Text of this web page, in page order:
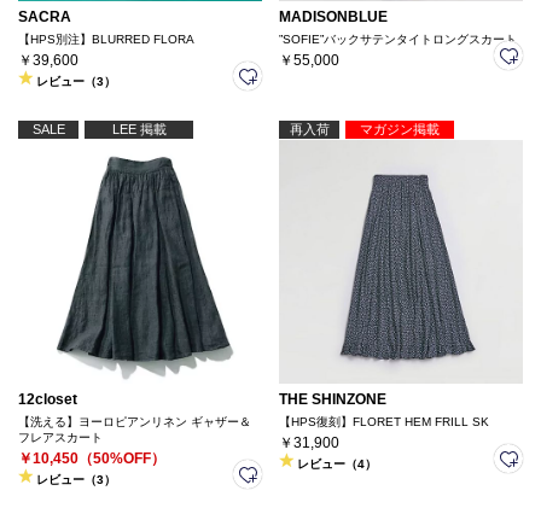
SACRA
【HPS別注】BLURRED FLORA
￥39,600
レビュー（3）
MADISONBLUE
”SOFIE”バックサテンタイトロングスカート
￥55,000
SALE LEE 掲載
12closet
【洗える】ヨーロピアンリネン ギャザー＆
フレアスカート
￥10,450（50%OFF）
レビュー（3）
再入荷 マガジン掲載
THE SHINZONE
【HPS復刻】FLORET HEM FRILL SK
￥31,900
レビュー（4）